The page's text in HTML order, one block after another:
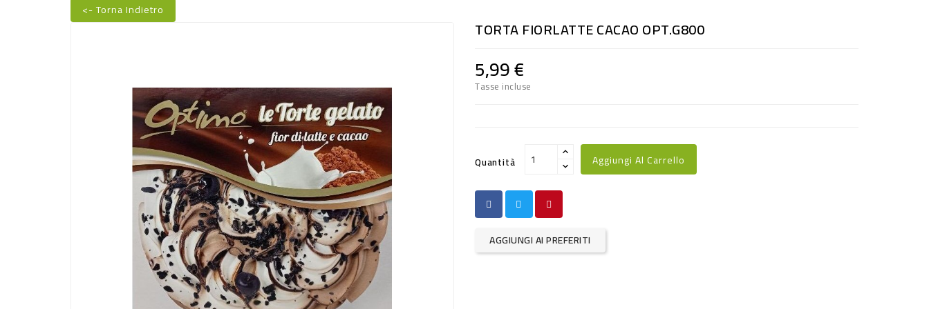
<- Torna Indietro
TORTA FIORLATTE CACAO OPT.G800
5,99 €
Tasse incluse
Quantità Aggiungi Al Carrello
AGGIUNGI AI PREFERITI